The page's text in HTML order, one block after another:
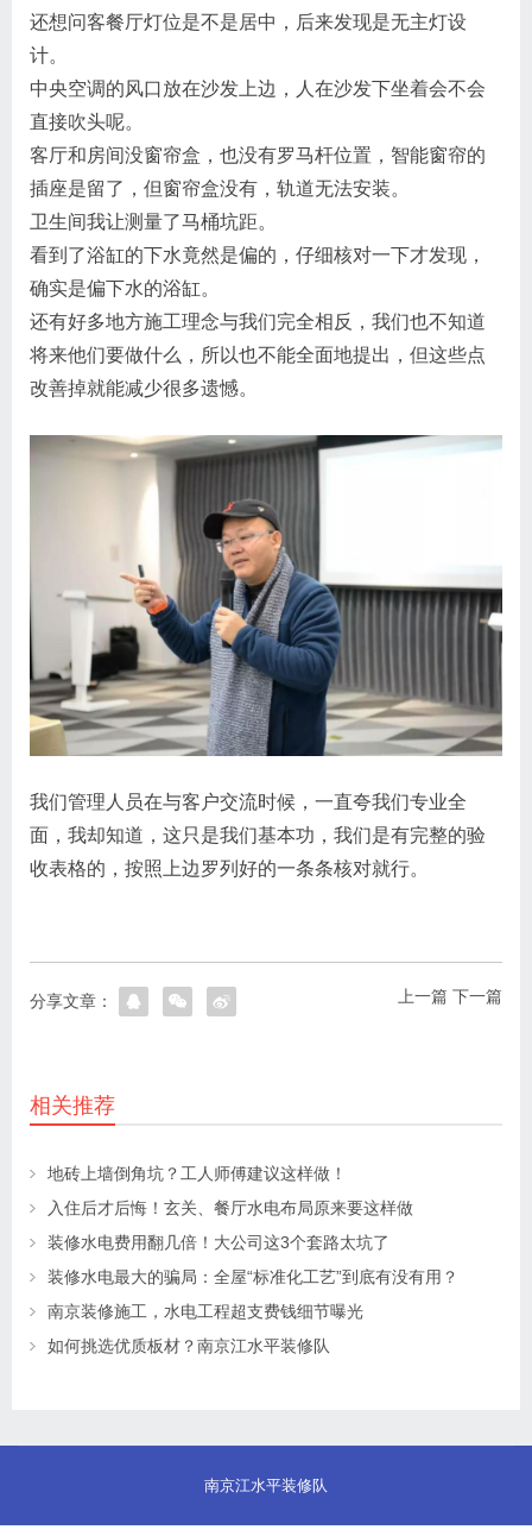
还想问客餐厅灯位是不是居中，后来发现是无主灯设
计。
中央空调的风口放在沙发上边，人在沙发下坐着会不会
直接吹头呢。
客厅和房间没窗帘盒，也没有罗马杆位置，智能窗帘的
插座是留了，但窗帘盒没有，轨道无法安装。
卫生间我让测量了马桶坑距。
看到了浴缸的下水竟然是偏的，仔细核对一下才发现，
确实是偏下水的浴缸。
还有好多地方施工理念与我们完全相反，我们也不知道
将来他们要做什么，所以也不能全面地提出，但这些点
改善掉就能减少很多遗憾。
我们管理人员在与客户交流时候，一直夸我们专业全
面，我却知道，这只是我们基本功，我们是有完整的验
收表格的，按照上边罗列好的一条条核对就行。
上一篇 下一篇
分享文章：
相关推荐
地砖上墙倒角坑？工人师傅建议这样做！
入住后才后悔！玄关、餐厅水电布局原来要这样做
装修水电费用翻几倍！大公司这3个套路太坑了
装修水电最大的骗局：全屋“标准化工艺”到底有没有用？
南京装修施工，水电工程超支费钱细节曝光
如何挑选优质板材？南京江水平装修队
南京江水平装修队